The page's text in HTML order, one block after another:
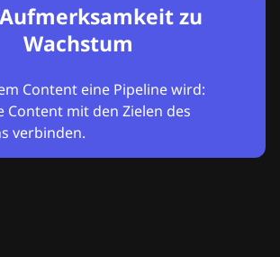
zu
Wachstum
Content eine Pipeline wird:
Content mit den Zielen des
verbinden.